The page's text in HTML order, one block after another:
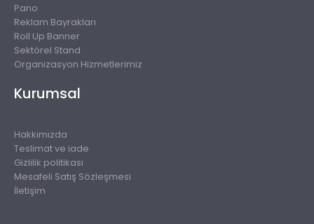
Pano
Reklam Bayrakları
Roll Up Banner
Sektörel Stand
Organizasyon Hizmetlerimiz
Kurumsal
Hakkımızda
Teslimat ve iade
Gizlilik politikası
Mesafeli Satış Sözleşmesi
İletişim